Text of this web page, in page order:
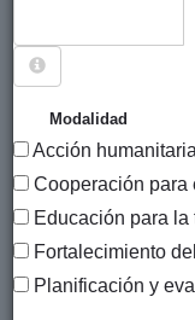
Modalidad
Acción
Cooperación para
Educación para la
Fortalecimiento
Planificación y
Título